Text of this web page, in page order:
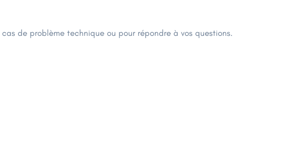
de problème technique ou pour répondre à vos questions.